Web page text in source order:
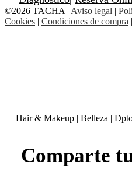
©2026 TACHA | Aviso legal |
Cookies | Condiciones de compra |
Hair & Makeup | Belleza |
Comparte